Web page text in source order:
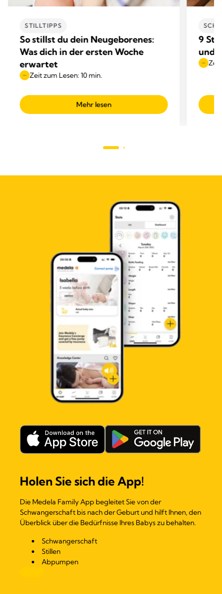
STILLTIPPS
So stillst du dein Neugeborenes:
Was dich in der ersten Woche
erwartet
Zeit zum Lesen: 10 min.
Mehr lesen
9
und
Zeit
Holen Sie sich die App!
Die Medela Family App begleitet Sie von der
Schwangerschaft bis nach der Geburt und hilft Ihnen, den
Überblick über die Bedürfnisse Ihres Babys zu behalten.
Schwangerschaft
Stillen
Abpumpen